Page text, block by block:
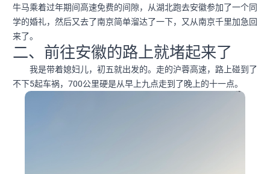
牛马乘着过年期间高速免费的间隙，从湖北跑去安徽参加了一个同
学的婚礼，然后又去了南京简单溜达了一下，又从南京千里加急回
来了。
二、前往安徽的路上就堵起来了
我是带着媳妇儿，初五就出发的。走的沪蓉高速，路上碰到了
不下5起车祸，700公里硬是从早上九点走到了晚上的十一点。